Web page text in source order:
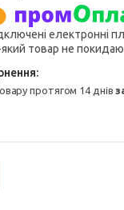
електронні
товар не
протягом 14 днів